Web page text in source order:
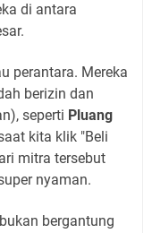
di antara
perantara. Mereka
berizin dan
seperti Pluang
kita klik "Beli
mitra tersebut
nyaman.
bergantung